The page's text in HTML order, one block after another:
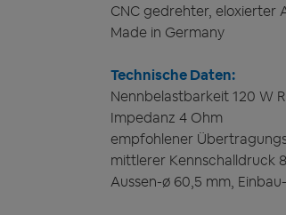
CNC gedrehter, eloxierter
Made in Germany
Technische Daten:
Nennbelastbarkeit 120 W
Impedanz 4 Ohm
empfohlener
mittlerer Kennschalldruck
Aussen-ø 60,5 mm,